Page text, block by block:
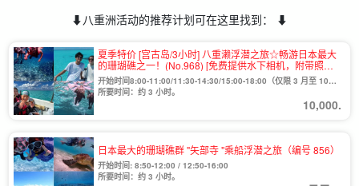
⬇︎八重洲活动的推荐计划可在这里找到： ⬇︎
夏季特价 [宫古岛/3小时] 八重濑浮潜之旅☆畅游日本最大
的珊瑚礁之一！(No.968) [免费提供水下相机，附带照片
数据] (No.968)
开始时间8:00-11:00/11:30-14:30/15:00-18:00（仅限 3 月至 10
月）/13:00-16:00（仅限 12 月至 1 月）。
所要时间：约 3 小时。
10,000.
日本最大的珊瑚礁群 "矢部寺 "乘船浮潜之旅（编号 856）
开始时间: 8:50-12:00 / 12:50-16:00
所要时间：约 3 小时。